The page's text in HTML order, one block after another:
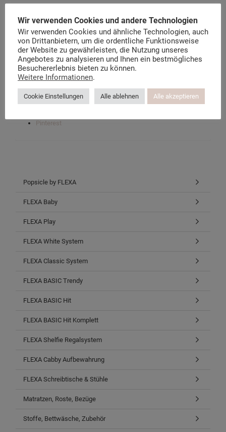
Der Flexa Möbel Blog
Über kindermoebel-24.de
Datenschutzerklärung
Instagram-Datenschutz
Facebook-Datenschutz
Facebook
Twitter
Pinterest
Popsicle by FLEXA
FLEXA Baby
FLEXA Play
FLEXA White System
FLEXA Classic System
FLEXA BASIC Trendy
FLEXA BASIC Hit
FLEXA BASIC Hit Komplett
FLEXA Shelfie Regalsystem
FLEXA Cabby Aufbewahrung
FLEXA Schreibtische & Stühle
Matratzen, Roste, Bezüge
Stoffe, Bettwäsche, Zubehör
Wir verwenden Cookies und andere Technologien
Wir verwenden Cookies und ähnliche Technologien, auch
von Drittanbietern, um die ordentliche Funktionsweise
der Website zu gewährleisten, die Nutzung unseres
Angebotes zu analysieren und Ihnen ein bestmögliches
Besuchererlebnis bieten zu können.
Weitere Informationen.
Cookie Einstellungen Alle ablehnen Alle akzeptieren